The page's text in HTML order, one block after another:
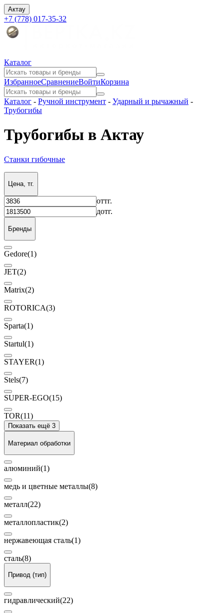
Актау
+7 (778) 017-35-32
Каталог
ИзбранноеСравнениеВойтиКорзина
Каталог - Ручной инструмент - Ударный и рычажный -
Трубогибы
Трубогибы в Актау
Станки гибочные
Цена, тг.
оттг.
дотг.
Бренды
Gedore(1)
JET(2)
Matrix(2)
ROTORICA(3)
Sparta(1)
Startul(1)
STAYER(1)
Stels(7)
SUPER-EGO(15)
TOR(11)
Показать ещё 3
Материал обработки
алюминий(1)
медь и цветные металлы(8)
металл(22)
металлопластик(2)
нержавеющая сталь(1)
сталь(8)
Привод (тип)
гидравлический(22)